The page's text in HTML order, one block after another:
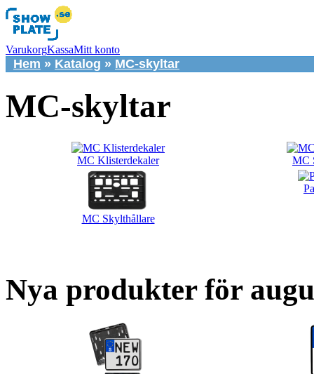
VarukorgKassaMitt konto
Hem » Katalog » MC-skyltar
MC-skyltar
MC Klisterdekaler MC
MC Skylthållare
Nya produkter för